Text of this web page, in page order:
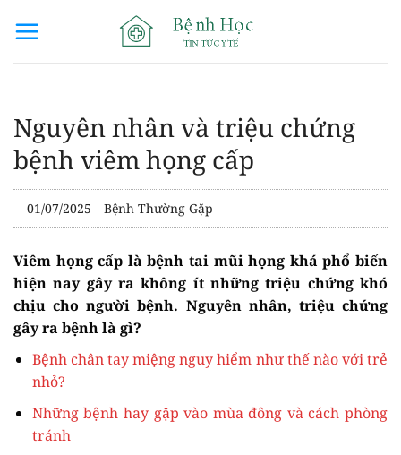
qua
Nguyên nhân và triệu chứng
bệnh viêm họng cấp
01/07/2025 Bệnh Thường Gặp
Viêm họng cấp là bệnh tai mũi họng khá phổ biến
hiện nay gây ra không ít những triệu chứng khó
chịu cho người bệnh. Nguyên nhân, triệu chứng
gây ra bệnh là gì?
Bệnh chân tay miệng nguy hiểm như thế nào với trẻ
nhỏ?
Những bệnh hay gặp vào mùa đông và cách phòng
tránh